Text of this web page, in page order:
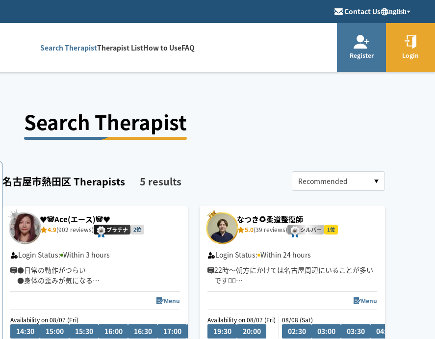
Contact Us English
Search TherapistTherapist ListHow to UseFAQ
Register Login
Search Therapist
名古屋市熱田区 Therapists 5 results
♥️🐼Ace(エース)🐼♥️
4.9(902 reviews) プラチナ 2位
Login Status: Within 3 hours
●日常の動作がつらい
●身体の歪みが気になる
●趣味や仕事のパフォーマンスを良くしたい
どんなお悩みにも真摯に向き合い身体の痛みや不
調、お客様の気になる所をその場しのぎではなく"根
本"から対応させて頂きます
Menu
Availability on 08/07 (Fri)
14:30 15:00 15:30 16:00 16:30 17:00 18:00 18:30 19:00 19:30 20:00
なつき🌻柔道整復師
5.0(39 reviews) シルバー 1位
Login Status: Within 24 hours
22時〜朝方にかけては名古屋周辺にいることが多い
です💆‍♂️
💬シフト外の日時やメニューのご相談はチャットに
てお問い合わせください。
調整可能な際は出来る限り対応させていただきます
Menu
Availability on 08/07 (Fri)
19:30 20:00
08/08 (Sat)
02:30 03:00 03:30 04:00